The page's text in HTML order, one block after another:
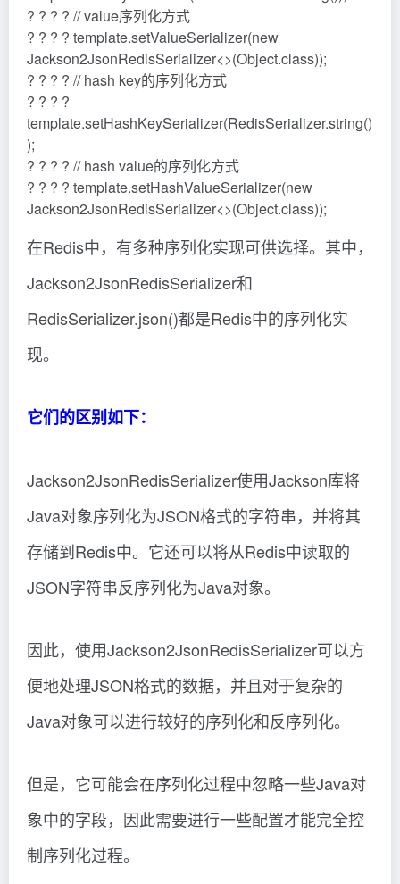
? ? ? ? // value序列化方式
? ? ? ? template.setValueSerializer(new
Jackson2JsonRedisSerializer<>(Object.class));
? ? ? ? // hash key的序列化方式
? ? ? ?
template.setHashKeySerializer(RedisSerializer.string()
);
? ? ? ? // hash value的序列化方式
? ? ? ? template.setHashValueSerializer(new
Jackson2JsonRedisSerializer<>(Object.class));
在Redis中，有多种序列化实现可供选择。其中，
Jackson2JsonRedisSerializer和
RedisSerializer.json()都是Redis中的序列化实
现。
它们的区别如下：
Jackson2JsonRedisSerializer使用Jackson库将
Java对象序列化为JSON格式的字符串，并将其
存储到Redis中。它还可以将从Redis中读取的
JSON字符串反序列化为Java对象。
因此，使用Jackson2JsonRedisSerializer可以方
便地处理JSON格式的数据，并且对于复杂的
Java对象可以进行较好的序列化和反序列化。
但是，它可能会在序列化过程中忽略一些Java对
象中的字段，因此需要进行一些配置才能完全控
制序列化过程。